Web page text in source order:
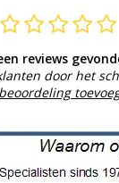
reviews
door het